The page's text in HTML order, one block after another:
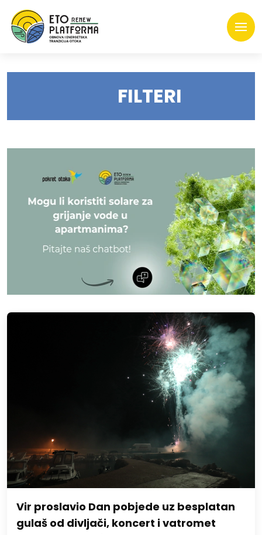
FILTERI
Vir proslavio Dan pobjede uz besplatan
gulaš od divljači, koncert i vatromet